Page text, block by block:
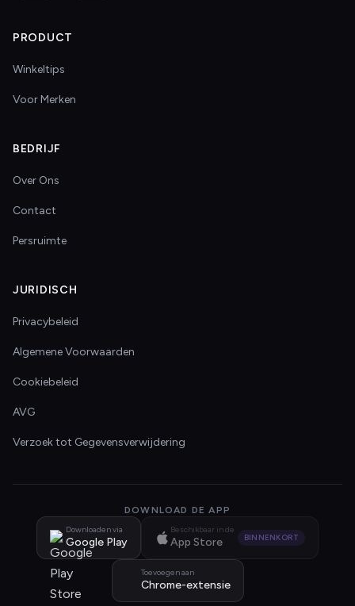
PRODUCT
Winkeltips
Voor Merken
BEDRIJF
Over Ons
Contact
Persruimte
JURIDISCH
Privacybeleid
Algemene Voorwaarden
Cookiebeleid
AVG
Verzoek tot Gegevensverwijdering
DOWNLOAD DE APP
Downloaden via
Google Play
Beschikbaar in de
App Store BINNENKORT
Toevoegen aan
Chrome-extensie